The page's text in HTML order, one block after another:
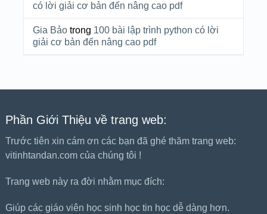
có lời giải cơ bản đến nâng cao pdf
Gia Bảotrong 100 bài lập trình python có lời
giải cơ bản đến nâng cao pdf
Phần Giới Thiệu về trang web:
Trước tiên xin cám ơn các bạn đã ghé thăm trang web:
vitinhtandan.com của chúng tôi !
Trang web này ra đời nhằm mục đích:
Giúp các giáo viên học sinh học tin học dễ dàng hơn.